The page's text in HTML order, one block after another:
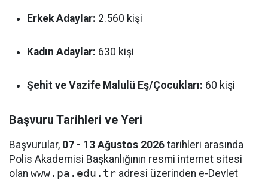
Erkek Adaylar: 2.560 kişi
Kadın Adaylar: 630 kişi
Şehit ve Vazife Malulü Eş/Çocukları: 60 kişi
Başvuru Tarihleri ve Yeri
Başvurular, 07 - 13 Ağustos 2026 tarihleri arasında
Polis Akademisi Başkanlığının resmi internet sitesi
olan www.pa.edu.tr adresi üzerinden e-Devlet